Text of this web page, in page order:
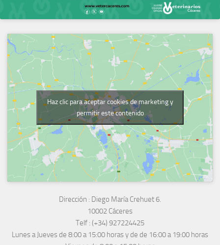
Haz clic para aceptar cookies de marketing y
permitir este contenido
Dirección : Diego María Crehuet 6.
10002 Cáceres
Telf : (+34) 927224425
Lunes a Jueves de 8:00 a 15:00 horas y de de 16:00 a 19:00 horas